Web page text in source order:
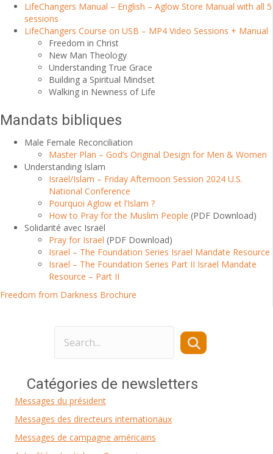
LifeChangers Manual – English – Aglow Store Manual with all 5
sessions
LifeChangers Course on USB – MP4 Video Sessions + Manual
Freedom in Christ
New Man Theology
Understanding True Grace
Building a Spiritual Mindset
Walking in Newness of Life
Mandats bibliques
Male Female Reconciliation
Master Plan – God’s Original Design for Men & Women
Understanding Islam
Israel/Islam – Friday Afternoon Session 2024 U.S.
National Conference
Pourquoi Aglow et l’Islam ?
How to Pray for the Muslim People (PDF Download)
Solidarité avec Israël
Pray for Israel (PDF Download)
Israel – The Foundation Series Israel Mandate Resource
Israel – The Foundation Series Part II Israel Mandate
Resource – Part II
Freedom from Darkness Brochure
Catégories de newsletters
Messages du président
Messages des directeurs internationaux
Messages de campagne américains